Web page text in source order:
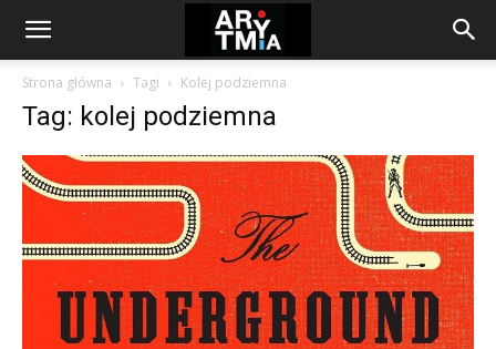
arytmia.eu
Strona główna Tagi Kolej podziemna
Tag: kolej podziemna